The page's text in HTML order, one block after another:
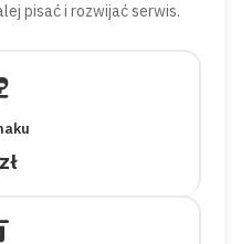
pisać i rozwijać serwis.